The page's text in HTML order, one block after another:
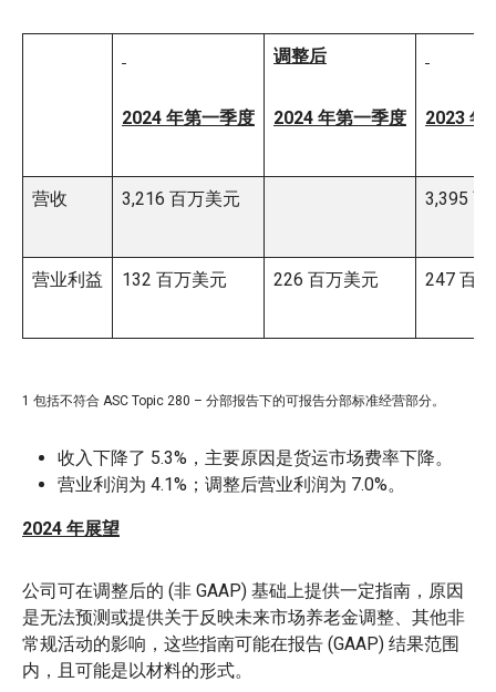
2024 年第一季度
调整后
2024 年第一季度 2023 年
营收 3,216 百万美元 3,395 百
营业利益 132 百万美元 226 百万美元 247 百
1 包括不符合 ASC Topic 280 – 分部报告下的可报告分部标准经营部分。
收入下降了 5.3%，主要原因是货运市场费率下降。
营业利润为 4.1%；调整后营业利润为 7.0%。
2024 年展望
公司可在调整后的 (非 GAAP) 基础上提供一定指南，原因
是无法预测或提供关于反映未来市场养老金调整、其他非
常规活动的影响，这些指南可能在报告 (GAAP) 结果范围
内，且可能是以材料的形式。